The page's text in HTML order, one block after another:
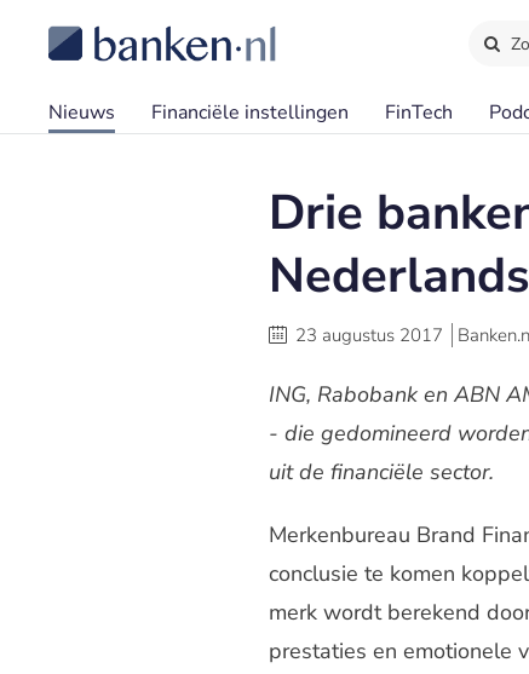
Nieuws Financiële instellingen FinTech
Drie
23 augustus 2017
ING, Rabobank en ABN
- die gedomineerd
uit de financiële sector.
Merkenbureau Brand
conclusie te komen
merk wordt berekend
prestaties en emotionele